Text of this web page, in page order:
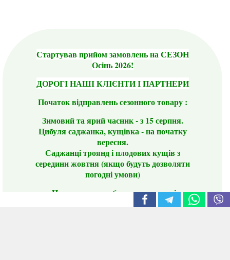
Стартував прийом замовлень на СЕЗОН
Осінь 2026!
ДОРОГІ НАШІ КЛІЄНТИ І ПАРТНЕРИ
Початок відправлень сезонного товару :
Зимовий та ярий часник - з 15 серпня.
Цибуля саджанка, кущівка - на початку
вересня.
Саджанці троянд і плодових кущів з
середини жовтня (якщо будуть дозволяти
погодні умови)
Цього сезону ви будете задоволені
традиційно гарним асортиментом цибулі